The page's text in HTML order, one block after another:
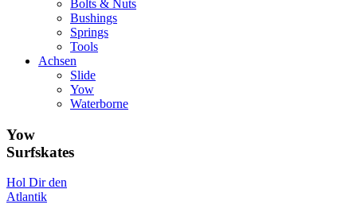
Bolts & Nuts
Bushings
Springs
Tools
Achsen
Slide
Yow
Waterborne
Yow
Surfskates
Hol Dir den
Atlantik